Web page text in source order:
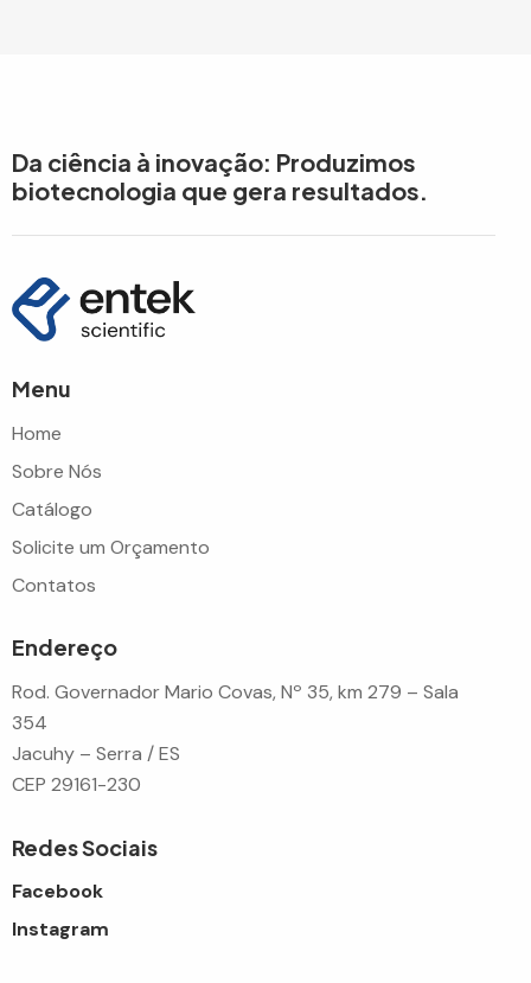
Da ciência à inovação: Produzimos
biotecnologia que gera resultados.
Menu
Home
Sobre Nós
Catálogo
Solicite um Orçamento
Contatos
Endereço
Rod. Governador Mario Covas, Nº 35, km 279 – Sala
354
Jacuhy – Serra / ES
CEP 29161-230
Redes Sociais
Facebook
Instagram